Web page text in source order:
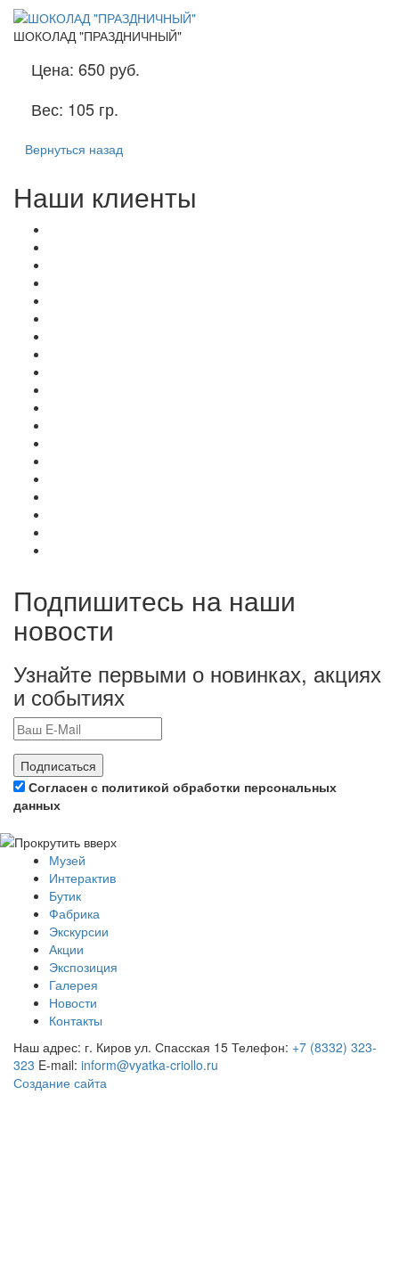
ШОКОЛАД "ПРАЗДНИЧНЫЙ"
Цена: 650 руб.
Вес: 105 гр.
Вернуться назад
Наши клиенты
Подпишитесь на наши
новости
Узнайте первыми о новинках, акциях
и событиях
Подписаться
Согласен с политикой обработки персональных
данных
Музей
Интерактив
Бутик
Фабрика
Экскурсии
Акции
Экспозиция
Галерея
Новости
Контакты
Наш адрес: г. Киров ул. Спасская 15 Телефон: +7 (8332) 323-
323 E-mail: inform@vyatka-criollo.ru
Создание сайта